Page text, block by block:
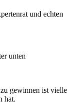
und echten
unten